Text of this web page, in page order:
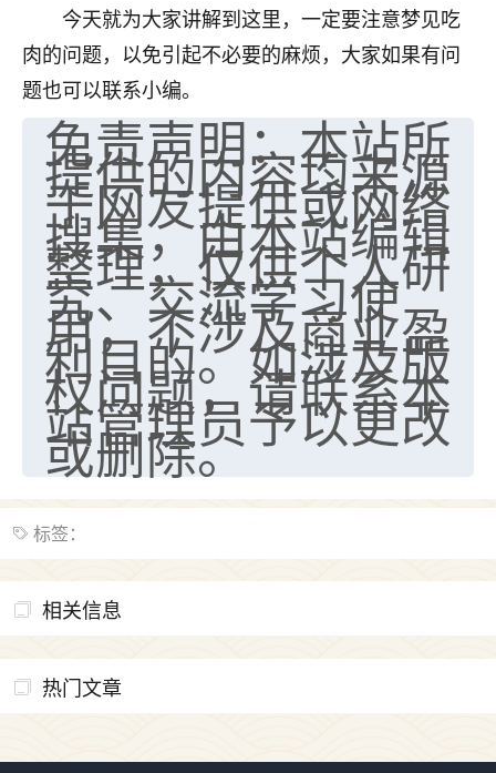
今天就为大家讲解到这里，一定要注意梦见吃
肉的问题，以免引起不必要的麻烦，大家如果有问
题也可以联系小编。
免责声明：本站所
提供的内容均来源
于网友提供或网络
搜集，由本站编辑
整理，仅供个人研
究、交流学习使
用，不涉及商业盈
利目的。如涉及版
权问题，请联系本
站管理员予以更改
或删除。
标签：
相关信息
热门文章
优秀的张同学
老师收徒吗？？我对这些很感兴趣
2天前 来自山西 15